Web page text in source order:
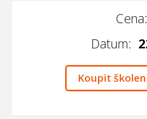
Cena:
Datum:
Koupit